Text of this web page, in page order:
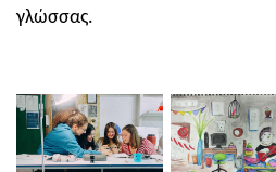
γλώσσας.